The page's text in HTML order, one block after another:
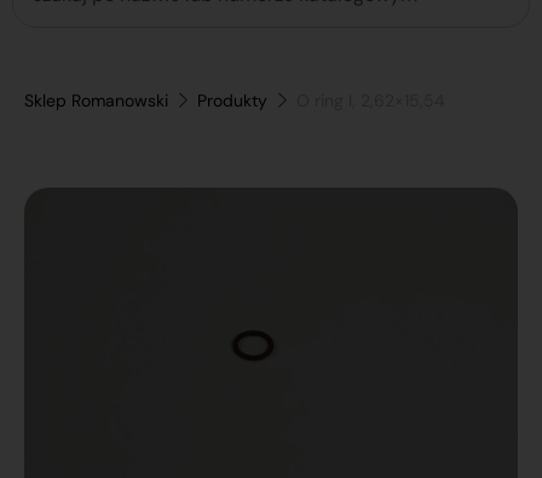
Sklep Romanowski Produkty